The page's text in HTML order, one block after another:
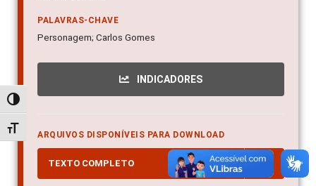
Alternar alto contraste
Alternar tamanho da fonte
PALAVRAS-CHAVE
Personagem; Carlos Gomes
INDICADORES
ARQUIVOS DISPONÍVEIS PARA DOWNLOAD
TEXTO COMPLETO PDF